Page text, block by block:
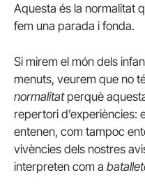
Aquesta és la normalitat
fem una parada i fonda.
Si mirem el món dels
menuts, veurem que no
normalitatperquè
repertori d’experiències:
entenen, com tampoc
vivències dels nostres
interpreten com a